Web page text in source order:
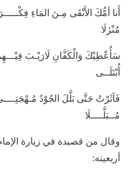
أَنا أمُّكَ الأَنْقَى مِـنَ المَاءِ
مُنْزَلَا
سَأُعْطِيْكَ وَالْكَفَّانِ لَارَيْـبَ
أُبْتَلَــى
فَآثَرْتُ حَتَّى بَلَّلَ الجُوْدُ
مُــبَلَّــــلَا
وقال من قصيدة في زيارة
أربعينه: